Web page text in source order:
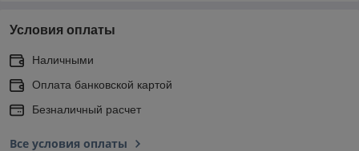
Условия оплаты
Наличными
Оплата банковской картой
Безналичный расчет
Все условия оплаты